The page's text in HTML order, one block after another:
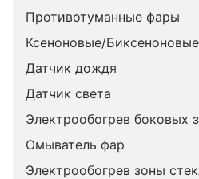
Противотуманные фары
Ксеноновые/
Датчик дождя
Датчик света
Электрообогрев боковых
Омыватель фар
Электрообогрев зоны